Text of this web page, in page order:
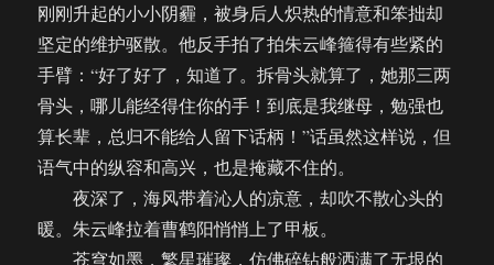
刚刚升起的小小阴霾，被身后人炽热的情意和笨拙却
坚定的维护驱散。他反手拍了拍朱云峰箍得有些紧的
手臂：“好了好了，知道了。拆骨头就算了，她那三两
骨头，哪儿能经得住你的手！到底是我继母，勉强也
算长辈，总归不能给人留下话柄！”话虽然这样说，但
语气中的纵容和高兴，也是掩藏不住的。
夜深了，海风带着沁人的凉意，却吹不散心头的
暖。朱云峰拉着曹鹤阳悄悄上了甲板。
苍穹如墨，繁星璀璨，仿佛碎钻般洒满了无垠的